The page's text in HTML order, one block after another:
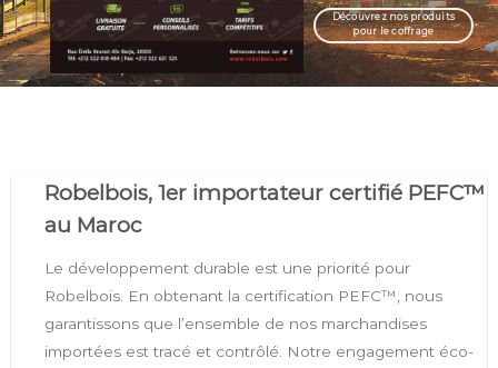
Découvrez nos produits
pour le coffrage
Robelbois, 1er importateur certifié PEFC™
au Maroc
Le développement durable est une priorité pour
Robelbois. En obtenant la certification PEFC™, nous
garantissons que l’ensemble de nos marchandises
importées est tracé et contrôlé. Notre engagement éco-